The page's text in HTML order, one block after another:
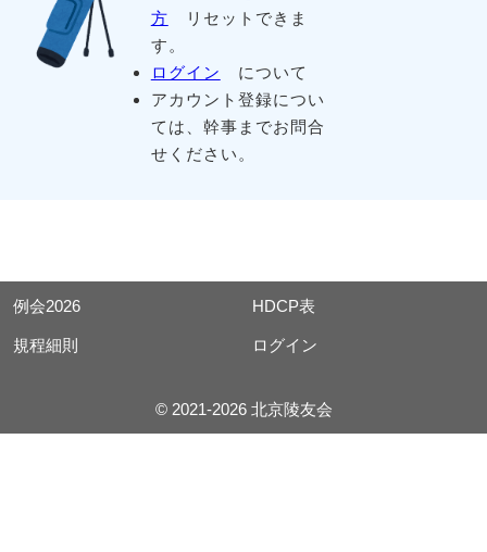
方 リセットできま
す。
ログイン
について
アカウント登録につい
ては、幹事までお問合
せください。
例会2026 HDCP表
規程細則 ログイン
© 2021-2026 北京陵友会